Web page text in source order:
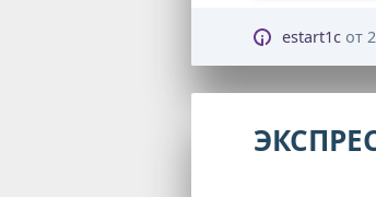
estart1cот